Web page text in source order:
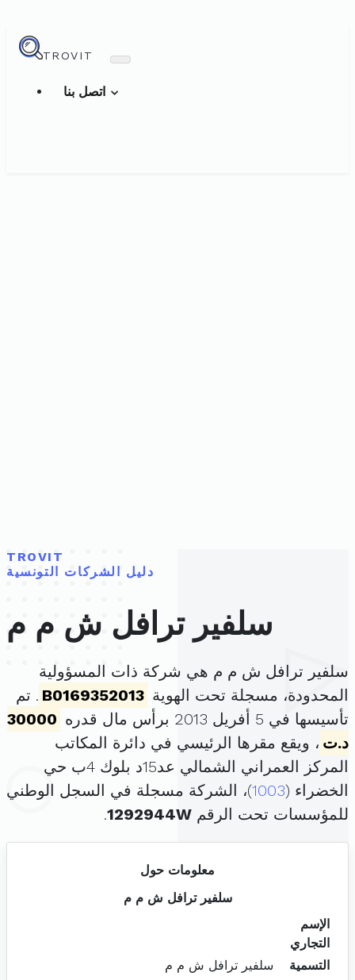
TROVIT
TROVIT
دليل الشركات التونسية
سلفير ترافل ش م م
سلفير ترافل ش م م هي شركة ذات المسؤولية
المحدودة، مسجلة تحت الهوية B0169352013 . تم
تأسيسها في 5 أفريل 2013 برأس مال قدره
30000
د.ت ، ويقع مقرها الرئيسي في دائرة المكاتب
المركز العمراني الشمالي عد15د بلوك 4ب حي
الخضراء (1003)، الشركة مسجلة في السجل الوطني
للمؤسسات تحت الرقم 1292944W
.
معلومات حول
سلفير ترافل ش م م
الإسم
التجاري
التسمية
سلفير ترافل ش م م